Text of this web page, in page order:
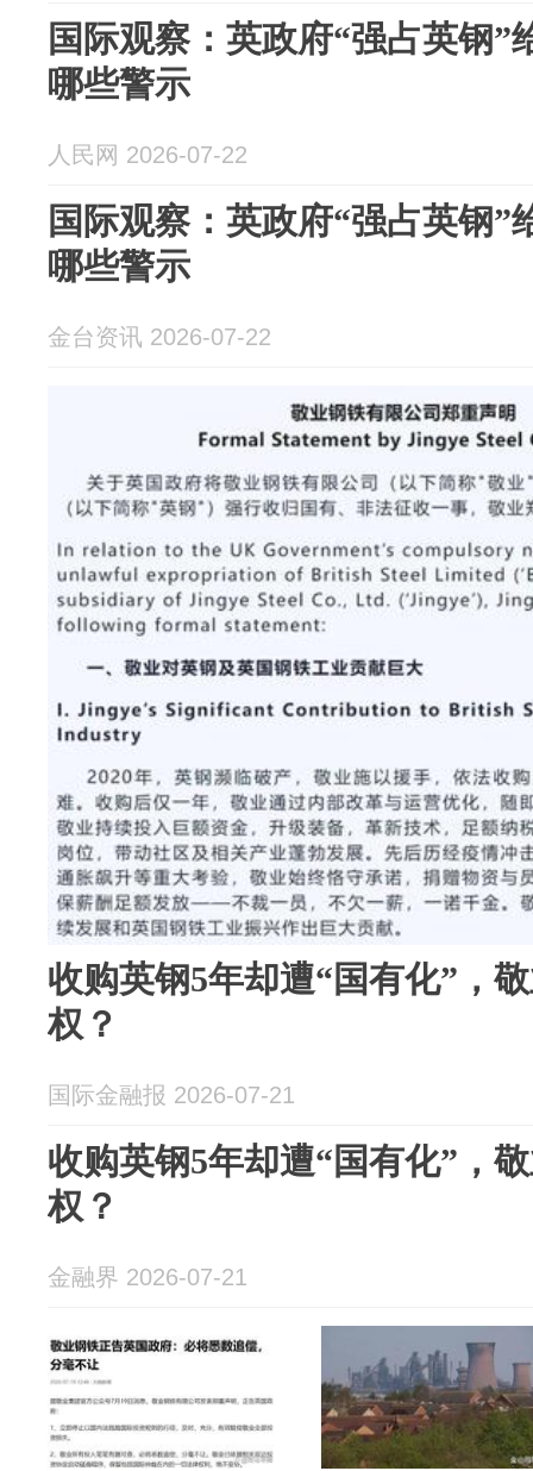
国际观察：英政府“强占英钢”
哪些警示
人民网 2026-07-22
国际观察：英政府“强占英钢”
哪些警示
金台资讯 2026-07-22
收购英钢5年却遭“国有化”，
权？
国际金融报 2026-07-21
收购英钢5年却遭“国有化”，
权？
金融界 2026-07-21